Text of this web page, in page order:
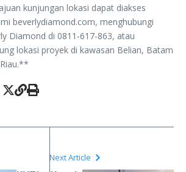
kunjungan ‎lokasi dapat diakses
beverlydiamond.com, menghubungi
Diamond di 0811-617-863, atau
lokasi proyek di ‎kawasan Belian, Batam
Next Article